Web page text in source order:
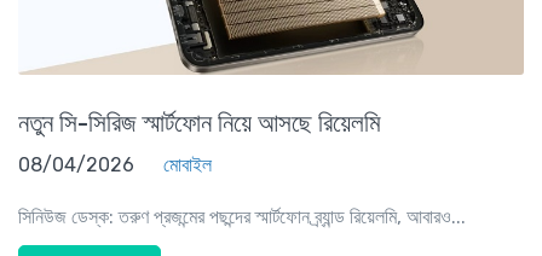
নতুন সি-সিরিজ স্মার্টফোন নিয়ে আসছে রিয়েলমি
08/04/2026 মোবাইল
সিনিউজ ডেস্ক: তরুণ প্রজন্মের পছন্দের স্মার্টফোন ব্র্যান্ড রিয়েলমি, আবারও...